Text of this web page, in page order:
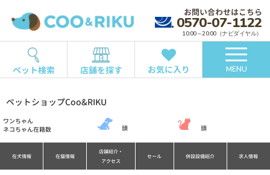
お問い合わせはこちら
0570-07-1122
10:00～20:00（ナビダイヤル）
ペット検索 店舗を探す お気に入り MENU
ペットショップCoo&RIKU
ワンちゃん
ネコちゃん在籍数
頭 頭
在犬情報 在猫情報
店舗紹介・
アクセス
セール 併設設備紹介 求人情報